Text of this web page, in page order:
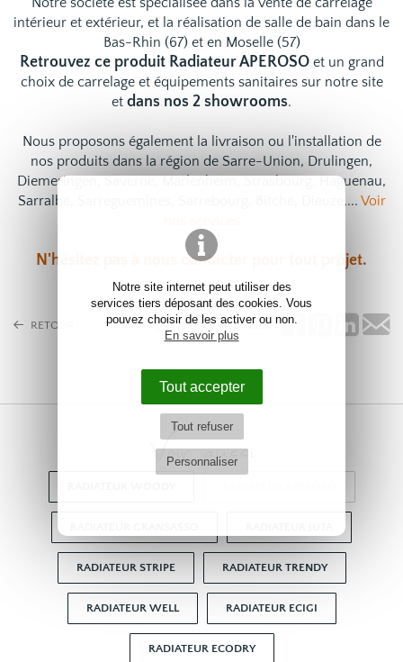
Notre site internet peut utiliser des
services tiers déposant des cookies. Vous
pouvez choisir de les activer ou non.
En savoir plus
Tout accepter
Tout refuser
Personnaliser
intérieur et extérieur, et la réalisation de salle de bain dans le
Bas-Rhin (67) et en Moselle (57)
Retrouvez ce produit Radiateur APEROSOet un grand
choix de carrelageet équipements sanitairessur notre site
et dans nos 2 showrooms.
Nous proposons également la livraison ou l'installation de
nos produits dans la région de Sarre-Union, Drulingen,
Diemeringen, Saverne, Marlenheim, Strasbourg, Haguenau,
Sarralbe, Sarreguemines, Sarrebourg, Bitche, Dieuze,... Voir
N'hésitez pas à nous contacter pour tout projet.
RETOUR Partagez ce produit
Voir aussi
RADIATEUR STRIPE RADIATEUR TRENDY
RADIATEUR WELL RADIATEUR ECIGI
RADIATEUR ECODRY